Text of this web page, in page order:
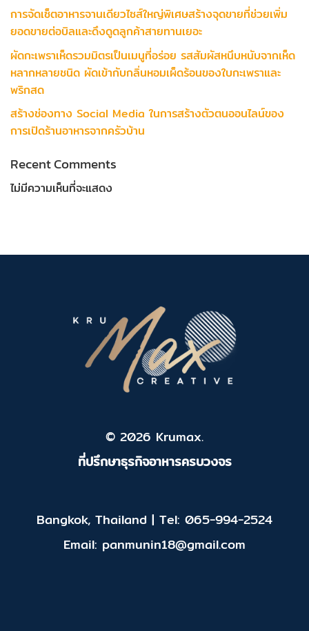
การจัดเซ็ตอาหารจานเดียวไซส์ใหญ่พิเศษสร้างจุดขายที่ช่วยเพิ่ม
ยอดขายต่อบิลและดึงดูดลูกค้าสายทานเยอะ
ผัดกะเพราเห็ดรวมมิตรเป็นเมนูที่อร่อย รสสัมผัสหนึบหนับจากเห็ด
หลากหลายชนิด ผัดเข้ากับกลิ่นหอมเผ็ดร้อนของใบกะเพราและ
พริกสด
สร้างช่องทาง Social Media ในการสร้างตัวตนออนไลน์ของ
การเปิดร้านอาหารจากครัวบ้าน
Recent Comments
ไม่มีความเห็นที่จะแสดง
© 2026 Krumax.
ที่ปรึกษาธุรกิจอาหารครบวงจร
Bangkok, Thailand | Tel: 065-994-2524
Email: panmunin18@gmail.com